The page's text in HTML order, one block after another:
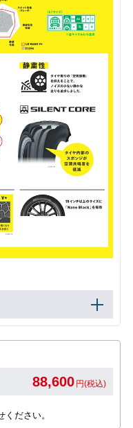
88,600 円(税込)
ださい。